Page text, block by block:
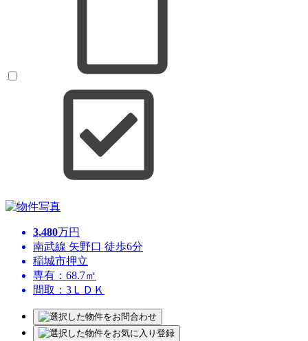
3,480万円
南武線 矢野口 徒歩6分
稲城市押立
専有：68.7㎡
間取：3ＬＤＫ